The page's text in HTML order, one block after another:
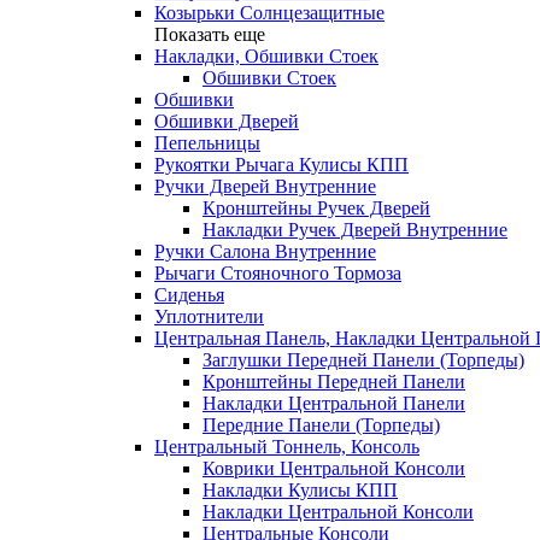
Козырьки Солнцезащитные
Показать еще
Накладки, Обшивки Стоек
Обшивки Стоек
Обшивки
Обшивки Дверей
Пепельницы
Рукоятки Рычага Кулисы КПП
Ручки Дверей Внутренние
Кронштейны Ручек Дверей
Накладки Ручек Дверей Внутренние
Ручки Салона Внутренние
Рычаги Стояночного Тормоза
Сиденья
Уплотнители
Центральная Панель, Накладки Центральной
Заглушки Передней Панели (Торпеды)
Кронштейны Передней Панели
Накладки Центральной Панели
Передние Панели (Торпеды)
Центральный Тоннель, Консоль
Коврики Центральной Консоли
Накладки Кулисы КПП
Накладки Центральной Консоли
Центральные Консоли